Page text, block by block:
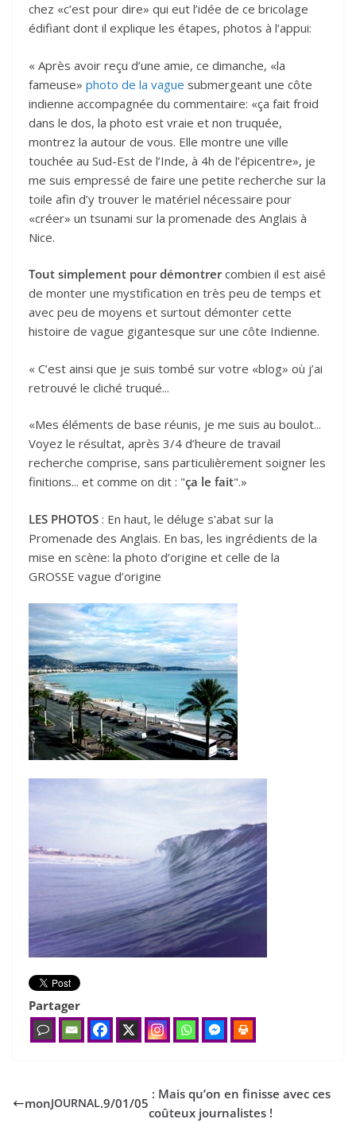
chez «c’est pour dire» qui eut l’idée de ce bricolage
édifiant dont il explique les étapes, photos à l’appui:
« Après avoir reçu d’une amie, ce dimanche, «la
fameuse» photo de la vague submergeant une côte
indienne accompagnée du commentaire: «ça fait froid
dans le dos, la photo est vraie et non truquée,
montrez la autour de vous. Elle montre une ville
touchée au Sud-Est de l’Inde, à 4h de l’épicentre», je
me suis empressé de faire une petite recherche sur la
toile afin d’y trouver le matériel nécessaire pour
«créer» un tsunami sur la promenade des Anglais à
Nice.
Tout simplement pour démontrercombien il est aisé
de monter une mystification en très peu de temps et
avec peu de moyens et surtout démonter cette
histoire de vague gigantesque sur une côte Indienne.
« C’est ainsi que je suis tombé sur votre «blog» où j’ai
retrouvé le cliché truqué...
«Mes éléments de base réunis, je me suis au boulot...
Voyez le résultat, après 3/4 d’heure de travail
recherche comprise, sans particulièrement soigner les
finitions... et comme on dit : "ça le fait".»
LES PHOTOS : En haut, le déluge s'abat sur la
Promenade des Anglais. En bas, les ingrédients de la
mise en scène: la photo d’origine et celle de la
GROSSE vague d’origine
Partager
monJOURNAL.9/​01/​05
: Mais qu’on en finisse avec ces
coûteux journalistes !